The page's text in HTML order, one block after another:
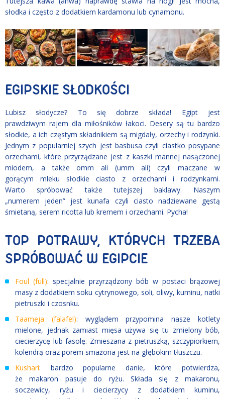
słodka i często z dodatkiem kardamonu lub cynamonu.
EGIPSKIE SŁODKOŚCI
Lubisz słodycze? To się dobrze składa! Egipt jest
prawdziwym rajem dla miłośników łakoci. Desery są tu bardzo
słodkie, a ich częstym składnikiem są migdały, orzechy i rodzynki.
Jednym z popularniej szych jest basbusa czyli ciastko posypane
orzechami, które przyrządzane jest z kaszki mannej nasączonej
miodem, a także omm ali (umm ali) czyli maczane w
gorącym mleku słodkie ciasto z orzechami i rodzynkami.
Warto spróbować także tutejszej baklawy. Naszym
„numerem jeden” jest kunafa czyli ciasto nadziewane gęstą
śmietaną, serem ricotta lub kremem i orzechami. Pycha!
TOP POTRAWY, KTÓRYCH TRZEBA
SPRÓBOWAĆ W EGIPCIE
Foul (full): specjalnie przyrządzony bób w postaci brązowej
masy z dodatkiem soku cytrynowego, soli, oliwy, kuminu, natki
pietruszki i czosnku.
Taameja (falafel): wyglądem przypomina nasze kotlety
mielone, jednak zamiast mięsa używa się tu zmielony bób,
ciecierzycę lub fasolę. Zmieszana z pietruszką, szczypiorkiem,
kolendrą oraz porem smażona jest na głębokim tłuszczu.
Kushari: bardzo popularne danie, które potwierdza,
że makaron pasuje do ryżu. Składa się z makaronu,
soczewicy, ryżu i ciecierzycy z dodatkiem kuminu,